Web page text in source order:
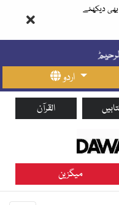
دیکھئے
اردو
القرآن
میگزین